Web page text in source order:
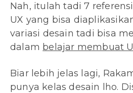
Nah, itulah tadi 7
UX yang bisa
variasi desain tadi bisa
dalam belajar membuat
Biar lebih jelas lagi,
punya kelas desain lho.